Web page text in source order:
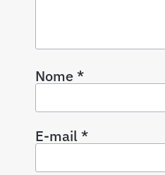
Nome*
E-mail*